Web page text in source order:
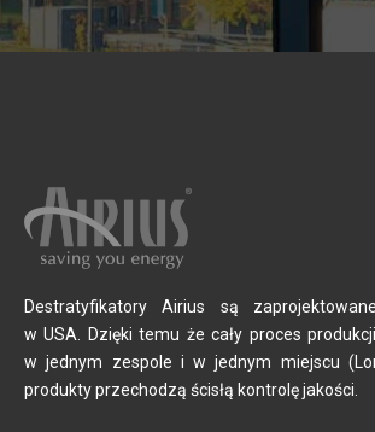
Destratyfikatory Airius są
w USA. Dzięki temu że cały proces
w jednym zespole i w jednym miejscu
produkty przechodzą ścisłą kontrolę jakości.